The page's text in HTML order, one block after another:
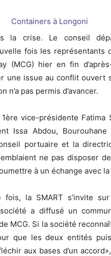
la crise. Le conseil
fois les représentants
(MCG) hier en fin
une issue au conflit ouvert
n’a pas permis d’avancer.
vice-présidente Fatima
Issa Abdou, Bourouhane
portuaire et la
ne pas disposer
à un échange avec la
fois, la SMART s’invite
a diffusé un
MCG. Si la société
que les deux entités
aux bases d’un